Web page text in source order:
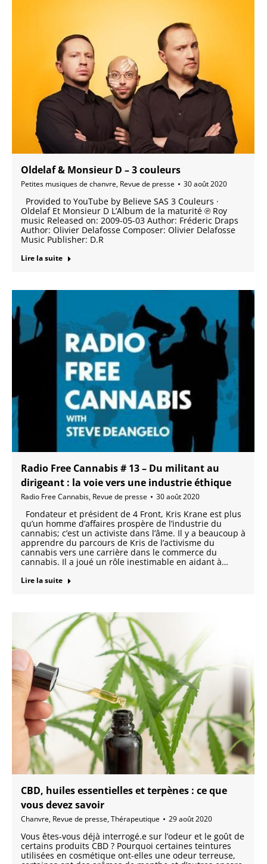
Oldelaf & Monsieur D – 3 couleurs
Petites musiques de chanvre, Revue de presse 30 août 2020
Provided to YouTube by Believe SAS 3 Couleurs ·
Oldelaf Et Monsieur D L’Album de la maturité ℗ Roy
music Released on: 2009-05-03 Author: Fréderic Draps
Author: Olivier Delafosse Composer: Olivier Delafosse
Music Publisher: D.R
Lire la suite
Radio Free Cannabis # 13 – Du militant au
dirigeant : la voie vers une industrie éthique
Radio Free Cannabis, Revue de presse 30 août 2020
Fondateur et président de 4 Front, Kris Krane est plus
qu’un homme d’affaires prospère de l’industrie du
cannabis; c’est un activiste dans l’âme. Il y a beaucoup à
apprendre du parcours de Kris de l’activisme du
cannabis vers une carrière dans le commerce du
cannabis. Il a joué un rôle inestimable en aidant à…
Lire la suite
CBD, huiles essentielles et terpènes : ce que
vous devez savoir
Chanvre, Revue de presse,Thérapeutique 29 août 2020
Vous êtes-vous déjà interrogé.e sur l’odeur et le goût de
certains produits CBD ? Pourquoi certaines teintures
utilisées en cosmétique ont-elles une odeur terreuse,